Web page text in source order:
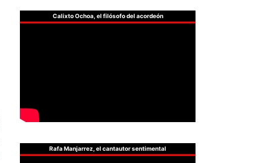
Calixto Ochoa, el filósofo del acordeón
Rafa Manjarrez, el cantautor sentimental